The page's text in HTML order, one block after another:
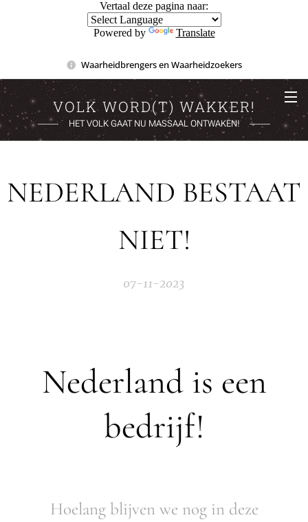
Vertaal deze pagina naar:
Powered by Translate
Waarheidbrengers en Waarheidzoekers
VOLK WORD(T) WAKKER!
HET VOLK GAAT NU MASSAAL ONTWAKEN!
NEDERLAND BESTAAT
NIET!
07-11-2023
Nederland is een
bedrijf!
Hoelang blijven we nog in deze